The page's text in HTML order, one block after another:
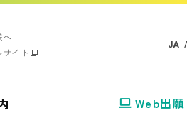
イト
JA /
Web出願